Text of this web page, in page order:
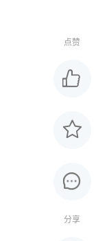
点赞
分享